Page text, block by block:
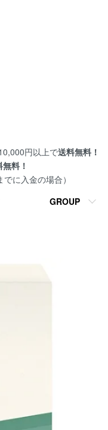
円以上で送料無料！
料！
に入金の場合）
GROUP